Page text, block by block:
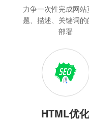
力争一次性完成网
题、描述、关键词的
部署
HTML优